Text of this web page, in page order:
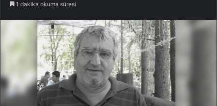
1 dakika okuma süresi